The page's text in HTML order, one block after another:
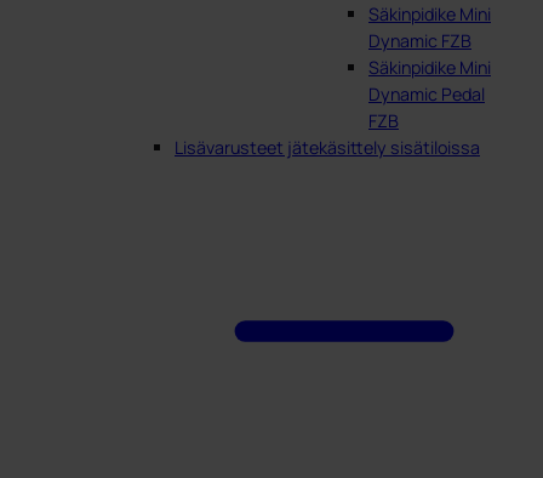
Säkinpidike Mini
Dynamic FZB
Säkinpidike Mini
Dynamic Pedal
FZB
Lisävarusteet jätekäsittely sisätiloissa